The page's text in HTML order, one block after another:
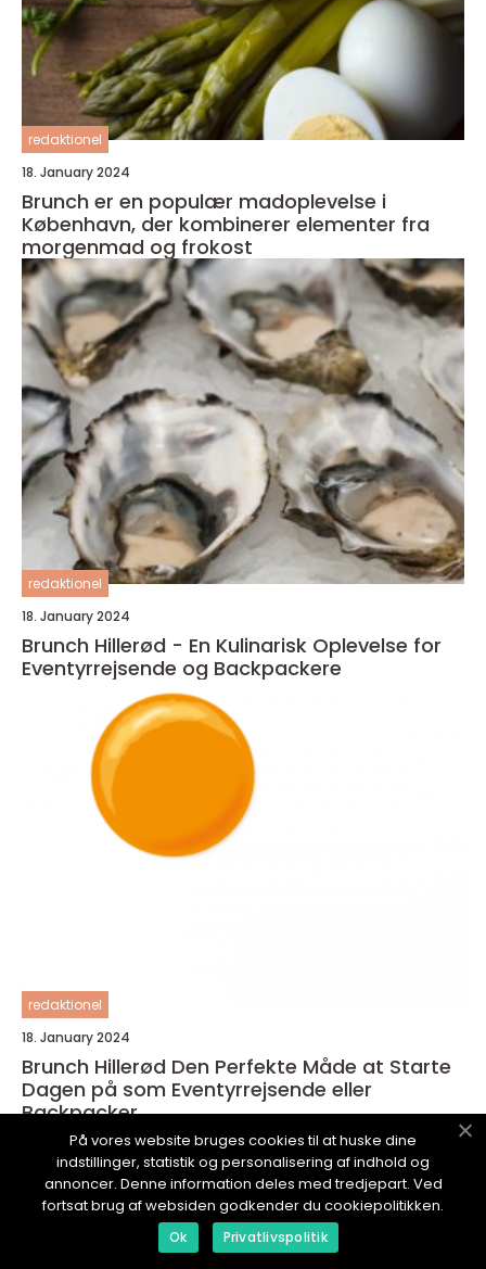
redaktionel
18. January 2024
Brunch er en populær madoplevelse i
København, der kombinerer elementer fra
morgenmad og frokost
redaktionel
18. January 2024
Brunch Hillerød - En Kulinarisk Oplevelse for
Eventyrrejsende og Backpackere
redaktionel
18. January 2024
Brunch Hillerød Den Perfekte Måde at Starte
Dagen på som Eventyrrejsende eller
Backpacker
På vores website bruges cookies til at huske dine
indstillinger, statistik og personalisering af indhold og
annoncer. Denne information deles med tredjepart. Ved
fortsat brug af websiden godkender du cookiepolitikken.
Ok Privatlivspolitik